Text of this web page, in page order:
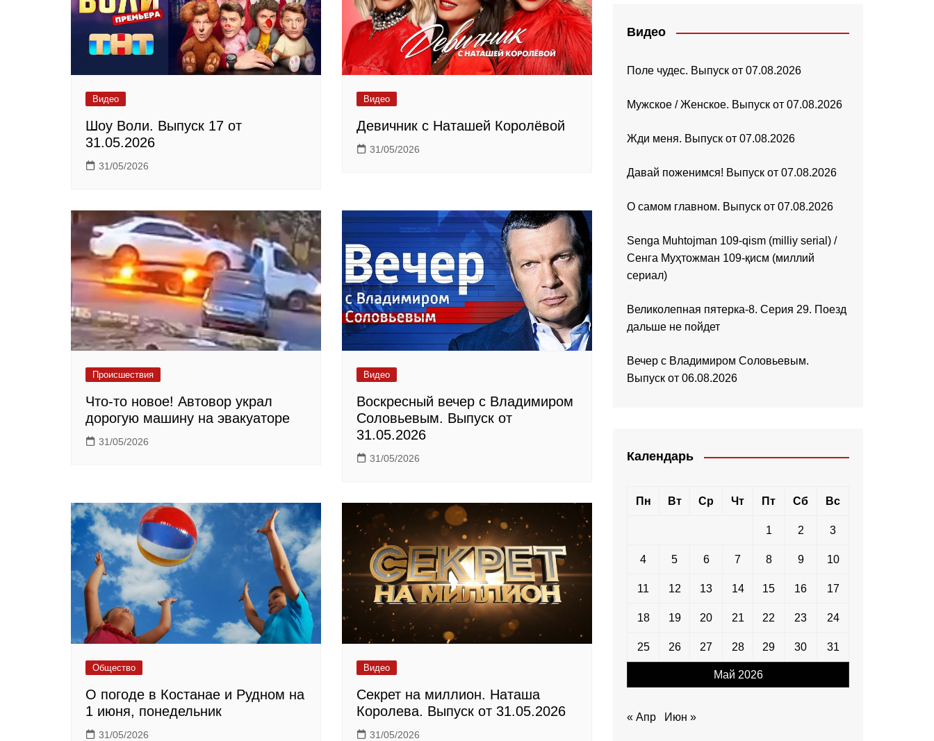
Видео
Шоу Воли. Выпуск 17 от
31.05.2026
31/05/2026
Видео
Девичник с Наташей Королёвой
31/05/2026
Происшествия
Что-то новое! Автовор украл
дорогую машину на эвакуаторе
31/05/2026
Видео
Воскресный вечер с Владимиром
Соловьевым. Выпуск от
31.05.2026
31/05/2026
Общество
О погоде в Костанае и Рудном на
1 июня, понедельник
31/05/2026
Видео
Секрет на миллион. Наташа
Королева. Выпуск от 31.05.2026
31/05/2026
Видео
Поле чудес. Выпуск от 07.08.2026
Мужское / Женское. Выпуск от 07.08.2026
Жди меня. Выпуск от 07.08.2026
Давай поженимся! Выпуск от 07.08.2026
О самом главном. Выпуск от 07.08.2026
Senga Muhtojman 109-qism (milliy serial) /
Сенга Муҳтожман 109-қисм (миллий
сериал)
Великолепная пятерка-8. Серия 29. Поезд
дальше не пойдет
Вечер с Владимиром Соловьевым.
Выпуск от 06.08.2026
Календарь
Май 2026
Пн Вт Ср Чт Пт Сб Вс
1 2 3
4 5 6 7 8 9 10
11 12 13 14 15 16 17
18 19 20 21 22 23 24
25 26 27 28 29 30 31
« Апр Июн »